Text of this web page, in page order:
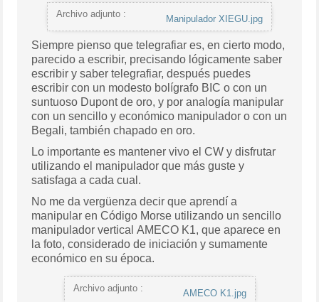
Archivo adjunto : Manipulador XIEGU.jpg
Siempre pienso que telegrafiar es, en cierto modo,
parecido a escribir, precisando lógicamente saber
escribir y saber telegrafiar, después puedes
escribir con un modesto bolígrafo BIC o con un
suntuoso Dupont de oro, y por analogía manipular
con un sencillo y económico manipulador o con un
Begali, también chapado en oro.
Lo importante es mantener vivo el CW y disfrutar
utilizando el manipulador que más guste y
satisfaga a cada cual.
No me da vergüenza decir que aprendí a
manipular en Código Morse utilizando un sencillo
manipulador vertical AMECO K1, que aparece en
la foto, considerado de iniciación y sumamente
económico en su época.
Archivo adjunto : AMECO K1.jpg